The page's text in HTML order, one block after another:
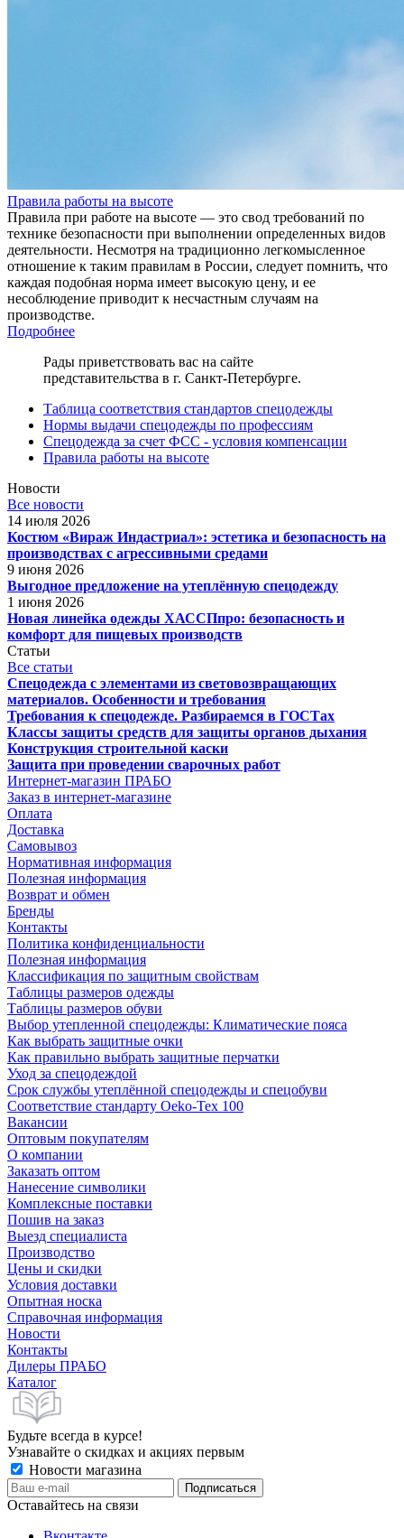
Правила работы на высоте
Правила при работе на высоте — это свод требований по
технике безопасности при выполнении определенных видов
деятельности. Несмотря на традиционно легкомысленное
отношение к таким правилам в России, следует помнить, что
каждая подобная норма имеет высокую цену, и ее
несоблюдение приводит к несчастным случаям на
производстве.
Подробнее
Рады приветствовать вас на сайте
представительства в г. Санкт-Петербурге.
Таблица соответствия стандартов спецодежды
Нормы выдачи спецодежды по профессиям
Спецодежда за счет ФСС - условия компенсации
Правила работы на высоте
Новости
Все новости
14 июля 2026
Костюм «Вираж Индастриал»: эстетика и безопасность на
производствах с агрессивными средами
9 июня 2026
Выгодное предложение на утеплённую спецодежду
1 июня 2026
Новая линейка одежды ХАССПпро: безопасность и
комфорт для пищевых производств
Статьи
Все статьи
Спецодежда с элементами из световозвращающих
материалов. Особенности и требования
Требования к спецодежде. Разбираемся в ГОСТах
Классы защиты средств для защиты органов дыхания
Конструкция строительной каски
Защита при проведении сварочных работ
Интернет-магазин ПРАБО
Заказ в интернет-магазине
Оплата
Доставка
Самовывоз
Нормативная информация
Полезная информация
Возврат и обмен
Бренды
Контакты
Политика конфиденциальности
Полезная информация
Классификация по защитным свойствам
Таблицы размеров одежды
Таблицы размеров обуви
Выбор утепленной спецодежды: Климатические пояса
Как выбрать защитные очки
Как правильно выбрать защитные перчатки
Уход за спецодеждой
Срок службы утеплённой спецодежды и спецобуви
Соответствие стандарту Oeko-Tex 100
Вакансии
Оптовым покупателям
О компании
Заказать оптом
Нанесение символики
Комплексные поставки
Пошив на заказ
Выезд специалиста
Производство
Цены и скидки
Условия доставки
Опытная носка
Справочная информация
Новости
Контакты
Дилеры ПРАБО
Каталог
Будьте всегда в курсе!
Узнавайте о скидках и акциях первым
Новости магазина
Оставайтесь на связи